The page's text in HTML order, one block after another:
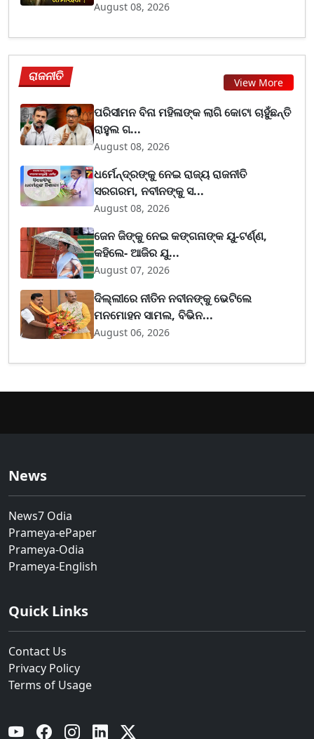
August 08, 2026
ରାଜନୀତି View More
ପରିସୀମନ ବିନା ମହିଳାଙ୍କ ଲାଗି କୋଟା ଚାହୁଁଛନ୍ତି
ରାହୁଲ ଗ...
August 08, 2026
ଧର୍ମେନ୍ଦ୍ରଙ୍କୁ ନେଇ ରାଜ୍ୟ ରାଜନୀତି
ସରଗରମ, ନବୀନଙ୍କୁ ସ...
August 08, 2026
ଜେନ ଜିଙ୍କୁ ନେଇ କଙ୍ଗନାଙ୍କ ୟୁ-ଟର୍ଣ୍ଣ,
କହିଲେ- ଆଜିର ଯୁ...
August 07, 2026
ଦିଲ୍ଲୀରେ ନୀତିନ ନବୀନଙ୍କୁ ଭେଟିଲେ
ମନମୋହନ ସାମଲ, ବିଭିନ...
August 06, 2026
News
News7 Odia
Prameya-ePaper
Prameya-Odia
Prameya-English
Quick Links
Contact Us
Privacy Policy
Terms of Usage
YouTube Facebook Instagram Linkedin